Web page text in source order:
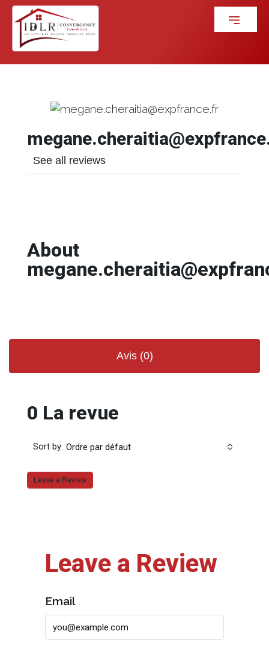
See all reviews
About
Avis (0)
0 La revue
Sort by: Ordre par défaut
Leave a Review
Leave a Review
Email